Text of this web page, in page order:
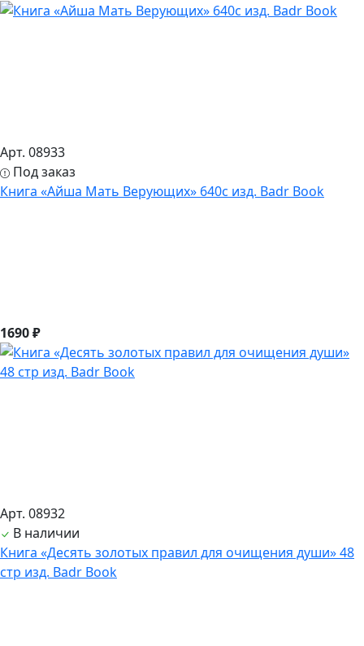
Арт. 08933
Под заказ
Книга «Айша Мать Верующих» 640с изд. Badr Book
1690 ₽
Арт. 08932
В наличии
Книга «Десять золотых правил для очищения души» 48
стр изд. Badr Book